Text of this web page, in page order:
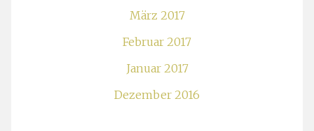
März 2017
Februar 2017
Januar 2017
Dezember 2016